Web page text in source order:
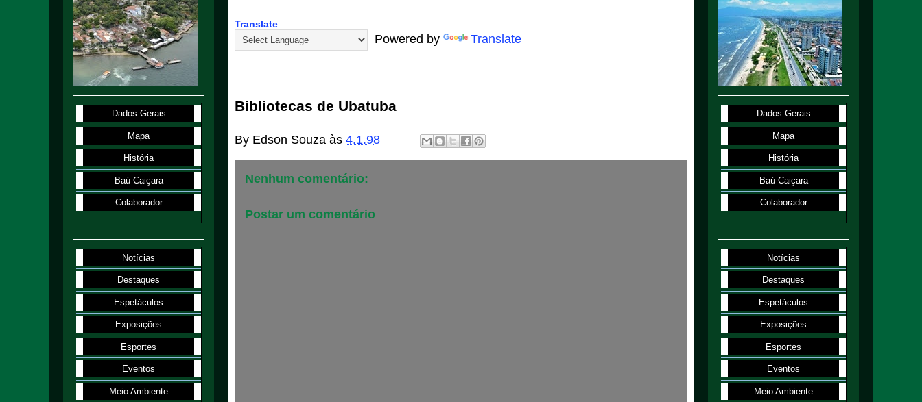
Translate
Powered by Translate
Bibliotecas de Ubatuba
By Edson Souza às 4.1.98
Nenhum comentário:
Postar um comentário
Dados Gerais
Mapa
História
Baú Caiçara
Colaborador
Notícias
Destaques
Espetáculos
Exposições
Esportes
Eventos
Meio Ambiente
Dados Gerais
Mapa
História
Baú Caiçara
Colaborador
Notícias
Destaques
Espetáculos
Exposições
Esportes
Eventos
Meio Ambiente